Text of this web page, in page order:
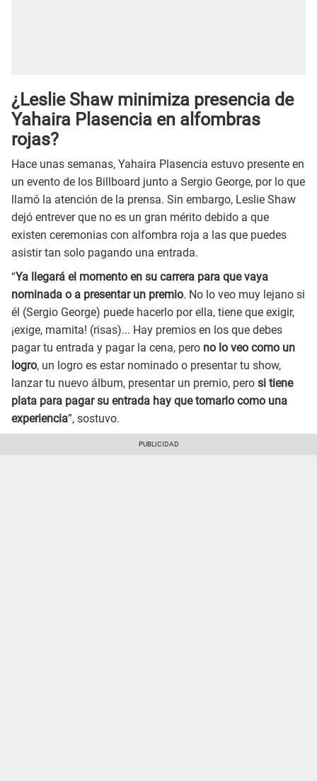
¿Leslie Shaw minimiza presencia de
Yahaira Plasencia en alfombras
rojas?
Hace unas semanas, Yahaira Plasencia estuvo presente en
un evento de los Billboard junto a Sergio George, por lo que
llamó la atención de la prensa. Sin embargo, Leslie Shaw
dejó entrever que no es un gran mérito debido a que
existen ceremonias con alfombra roja a las que puedes
asistir tan solo pagando una entrada.
“Ya llegará el momento en su carrera para que vaya
nominada o a presentar un premio. No lo veo muy lejano si
él (Sergio George) puede hacerlo por ella, tiene que exigir,
¡exige, mamita! (risas)... Hay premios en los que debes
pagar tu entrada y pagar la cena, pero no lo veo como un
logro, un logro es estar nominado o presentar tu show,
lanzar tu nuevo álbum, presentar un premio, pero si tiene
plata para pagar su entrada hay que tomarlo como una
experiencia”, sostuvo.